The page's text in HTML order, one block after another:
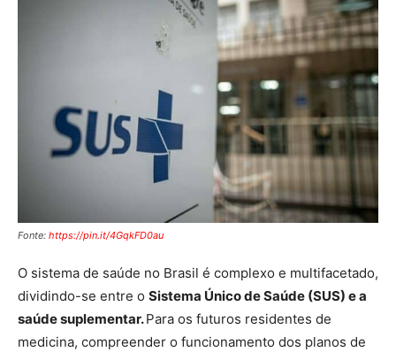
Fonte: https://pin.it/4GqkFD0au
O sistema de saúde no Brasil é complexo e multifacetado,
dividindo-se entre o Sistema Único de Saúde (SUS) e a
saúde suplementar.Para os futuros residentes de
medicina, compreender o funcionamento dos planos de